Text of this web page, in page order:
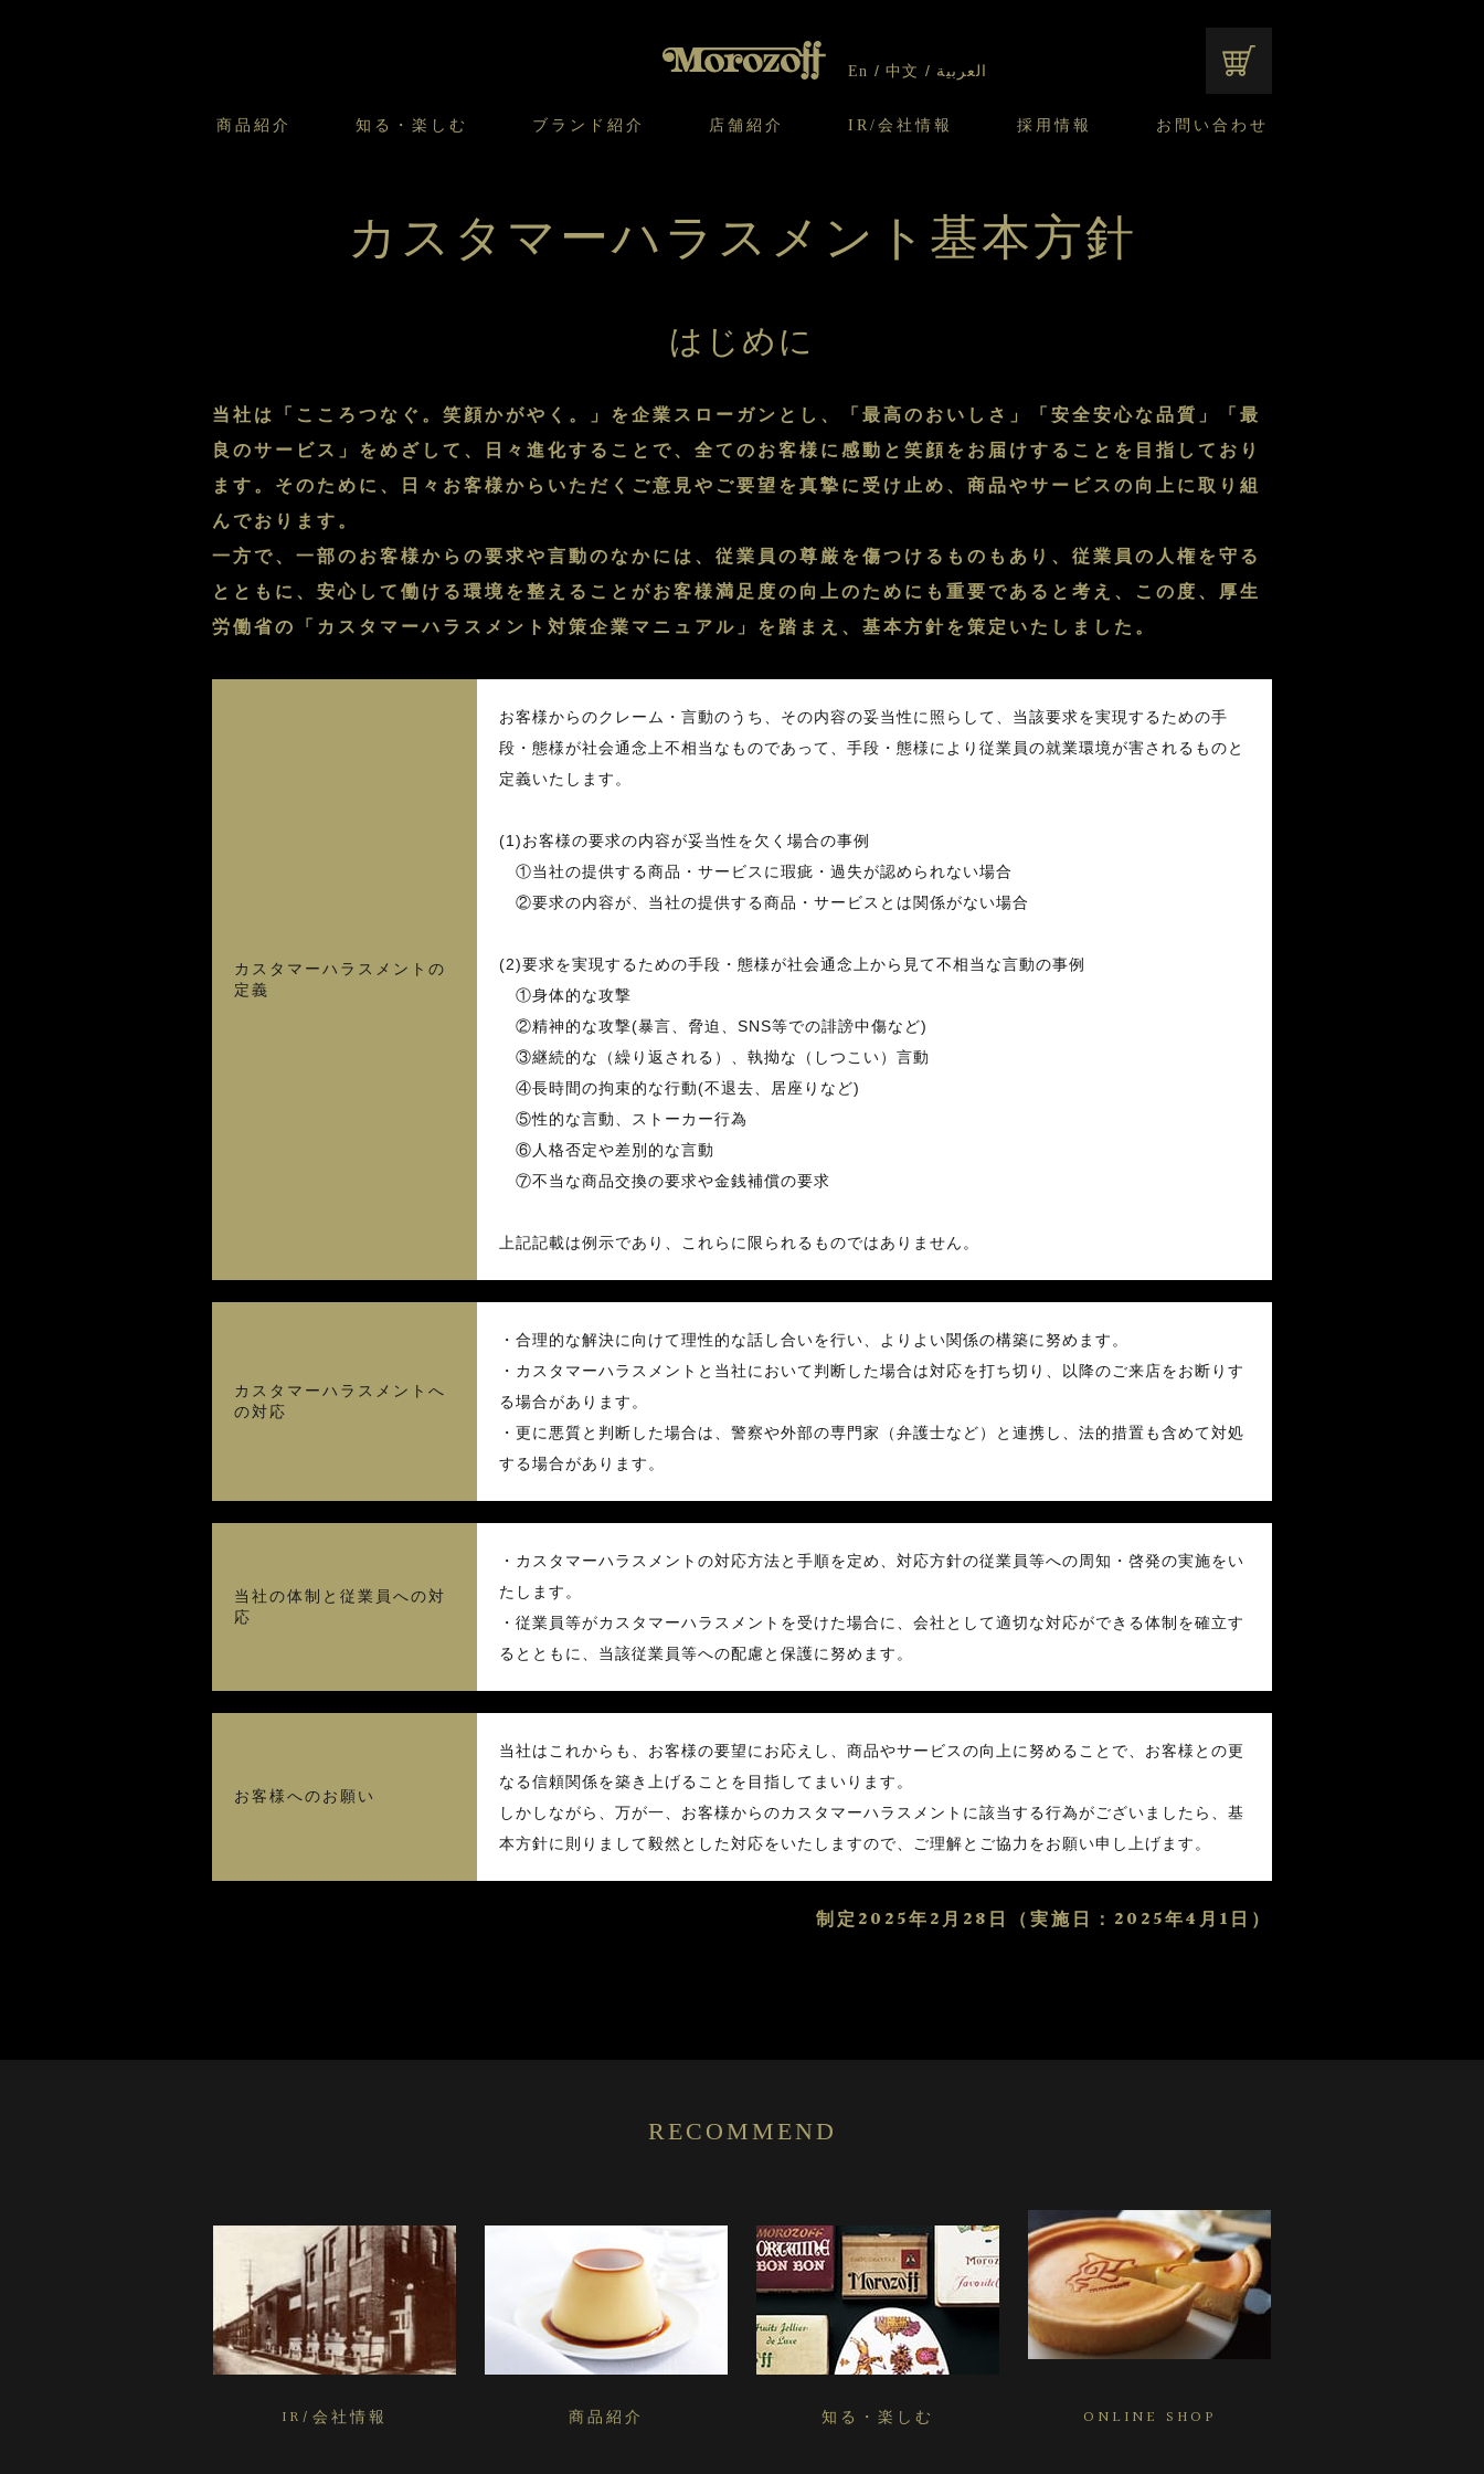
En 中文 العربية
商品紹介
サマーギフトセット
クッキー
焼き菓子
フローズンスイーツ
北海道スイーツ工場 通信販売のご案内
知る・楽しむ
フルーツオブフルーツのこだわり
焼き菓子のこだわり
モロゾフのご当地の焼き菓子
バレンタインとモロゾフについて
ブランド紹介
キツネとレモン
ガレット オ ブール
みみずく洋菓子店
カフェモロゾフ
モロゾフ エクラ
窯だしチーズケーキ
店舗紹介 IR/会社情報 採用情報 お問い合わせ
お客様の声から
カスタマーハラスメント基本方針
はじめに
当社は「こころつなぐ。笑顔かがやく。」を企業スローガンとし、「最高のおいしさ」「安全安心な品質」「最
良のサービス」をめざして、日々進化することで、全てのお客様に感動と笑顔をお届けすることを目指しており
ます。そのために、日々お客様からいただくご意見やご要望を真摯に受け止め、商品やサービスの向上に取り組
んでおります。
一方で、一部のお客様からの要求や言動のなかには、従業員の尊厳を傷つけるものもあり、従業員の人権を守る
とともに、安心して働ける環境を整えることがお客様満足度の向上のためにも重要であると考え、この度、厚生
労働省の「カスタマーハラスメント対策企業マニュアル」を踏まえ、基本方針を策定いたしました。
カスタマーハラスメントの
定義
お客様からのクレーム・言動のうち、その内容の妥当性に照らして、当該要求を実現するための手
段・態様が社会通念上不相当なものであって、手段・態様により従業員の就業環境が害されるものと
定義いたします。
(1)お客様の要求の内容が妥当性を欠く場合の事例
①当社の提供する商品・サービスに瑕疵・過失が認められない場合
②要求の内容が、当社の提供する商品・サービスとは関係がない場合
(2)要求を実現するための手段・態様が社会通念上から見て不相当な言動の事例
①身体的な攻撃
②精神的な攻撃(暴言、脅迫、SNS等での誹謗中傷など)
③継続的な（繰り返される）、執拗な（しつこい）言動
④長時間の拘束的な行動(不退去、居座りなど)
⑤性的な言動、ストーカー行為
⑥人格否定や差別的な言動
⑦不当な商品交換の要求や金銭補償の要求
上記記載は例示であり、これらに限られるものではありません。
カスタマーハラスメントへ
の対応
・合理的な解決に向けて理性的な話し合いを行い、よりよい関係の構築に努めます。
・カスタマーハラスメントと当社において判断した場合は対応を打ち切り、以降のご来店をお断りす
る場合があります。
・更に悪質と判断した場合は、警察や外部の専門家（弁護士など）と連携し、法的措置も含めて対処
する場合があります。
当社の体制と従業員への対
応
・カスタマーハラスメントの対応方法と手順を定め、対応方針の従業員等への周知・啓発の実施をい
たします。
・従業員等がカスタマーハラスメントを受けた場合に、会社として適切な対応ができる体制を確立す
るとともに、当該従業員等への配慮と保護に努めます。
お客様へのお願い
当社はこれからも、お客様の要望にお応えし、商品やサービスの向上に努めることで、お客様との更
なる信頼関係を築き上げることを目指してまいります。
しかしながら、万が一、お客様からのカスタマーハラスメントに該当する行為がございましたら、基
本方針に則りまして毅然とした対応をいたしますので、ご理解とご協力をお願い申し上げます。
制定2025年2月28日（実施日：2025年4月1日）
RECOMMEND
IR/会社情報 商品紹介 知る・楽しむ ONLINE SHOP